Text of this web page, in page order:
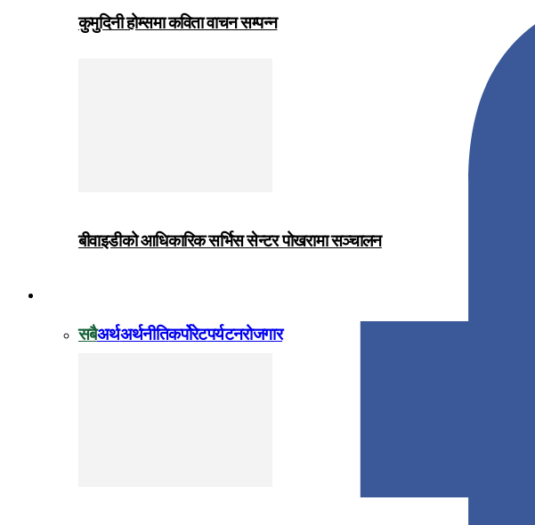
कुमुदिनी होम्समा कविता वाचन सम्पन्न
बीवाइडीको आधिकारिक सर्भिस सेन्टर पोखरामा सञ्चालन
सबैअर्थअर्थनीतिकर्पोरेटपर्यटनरोजगार